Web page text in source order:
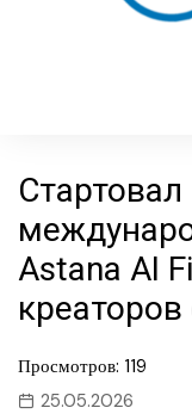
Astana AI
Просмотров: 119
25.05.2026